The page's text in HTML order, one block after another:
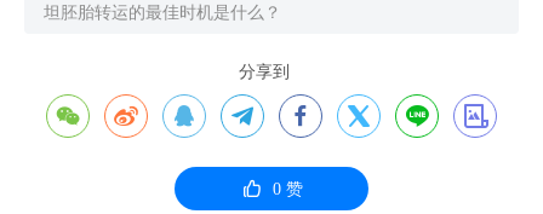
坦胚胎转运的最佳时机是什么？
分享到
       
 0赞